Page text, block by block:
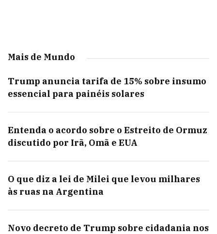
Mais de Mundo
Trump anuncia tarifa de 15% sobre insumo
essencial para painéis solares
Entenda o acordo sobre o Estreito de Ormuz
discutido por Irã, Omã e EUA
O que diz a lei de Milei que levou milhares
às ruas na Argentina
Novo decreto de Trump sobre cidadania nos